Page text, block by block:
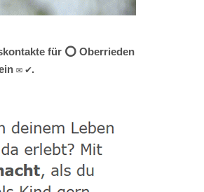
für ⭕ Oberrieden
✉ ✔.